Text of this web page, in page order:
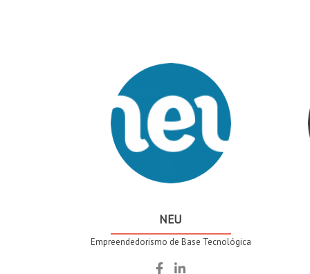
NEU
Empreendedorismo de Base Tecnológica